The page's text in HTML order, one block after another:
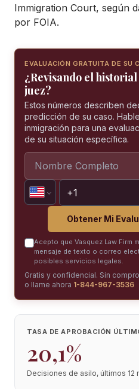
Immigration Court, según
por FOIA.
EVALUACIÓN GRATUITA DE SU
¿Revisando el
juez?
Estos números describen
predicción de su caso.
inmigración para una
de su situación específica.
Obtener Mi
Acepto que Vasquez Law Firm
mensaje de texto o correo
posibles servicios legales.
Gratis y confidencial. Sin
o llame ahora 1-844-967-3536
TASA DE APROBACIÓN
20,1%
Decisiones de asilo, últimos 12